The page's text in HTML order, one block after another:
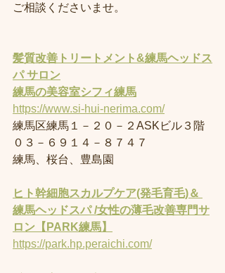
ご相談くださいませ。
髪質改善トリートメント&練馬ヘッドス
パ サロン
練馬の美容室シフィ練馬
https://www.si-hui-nerima.com/
練馬区練馬１－２０－２ASKビル３階
０３－６９１４－８７４７
練馬、桜台、豊島園
ヒト幹細胞スカルプケア(発毛育毛)＆
練馬ヘッドスパ /女性の薄毛改善専門サ
ロン【PARK練馬】
https://park.hp.peraichi.com/